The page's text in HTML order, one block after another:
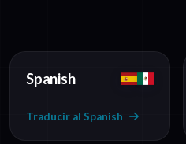
Spanish
Traducir al Spanish